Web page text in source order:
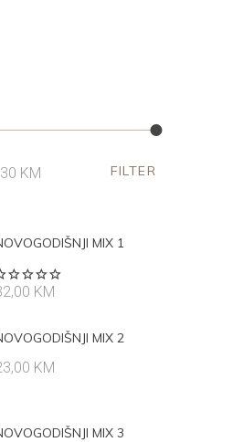
FILTER
30 KM
MIX 1
out
KM
MIX 2
KM
MIX 3